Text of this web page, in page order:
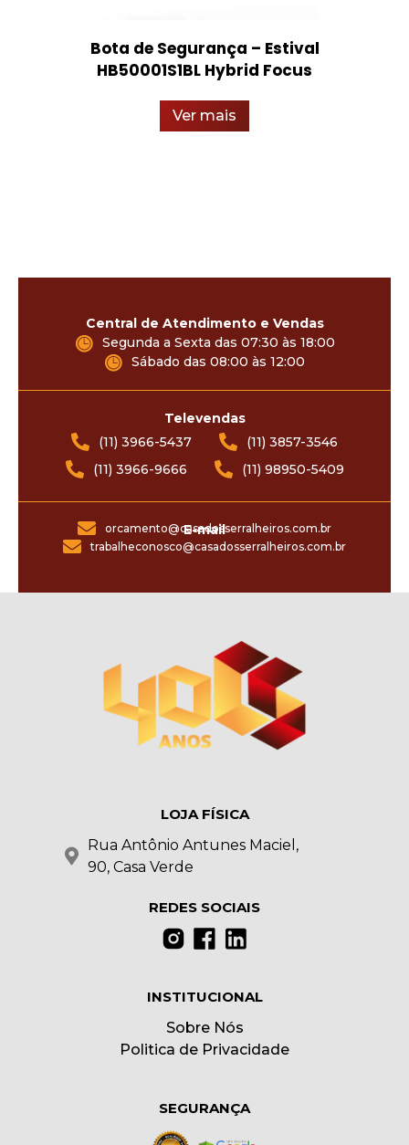
Bota de Segurança – Estival
HB50001S1BL Hybrid Focus
Ver mais
Central de Atendimento e Vendas
Segunda a Sexta das 07:30 às 18:00
Sábado das 08:00 às 12:00
Televendas
(11) 3966-5437
(11) 3857-3546
(11) 3966-9666
(11) 98950-5409
E-mail
orcamento@casadosserralheiros.com.br
trabalheconosco@casadosserralheiros.com.br
LOJA FÍSICA
Rua Antônio Antunes Maciel,
90, Casa Verde
REDES SOCIAIS
INSTITUCIONAL
Sobre Nós
Politica de Privacidade
SEGURANÇA